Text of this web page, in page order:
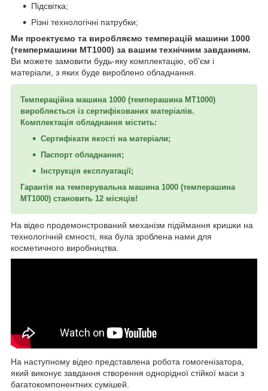
Підсвітка;
Різні технологічні патрубки;
Ми проектуємо та виробляємо темперацій машини 1000
(темпермашини МТ1000) за вашим технічним завданням.
Ви можете замовити будь-яку комплектацію, об'єм і
матеріали, з яких буде вироблено обладнання.
Темпераційна машина 1000 (темперашина МТ1000)
виробляється із сертифікованих матеріалів.
Комплектація обладнання містить:
Сертифікати якості на матеріали;
Паспорт обладнання;
Інструкція експлуатації;
Гарантія на темперувальна машина 1000 (темперашина
МТ1000) становить 12 місяців!
На відео продемонстрований механізм підіймання кришки на
технологічній ємності, яка була зроблена нами для
косметичного виробництва.
На наступному відео представлена робота гомогенізатора,
який виконує завдання створення однорідної стійкої маси з
багатокомпонентних сумішей.